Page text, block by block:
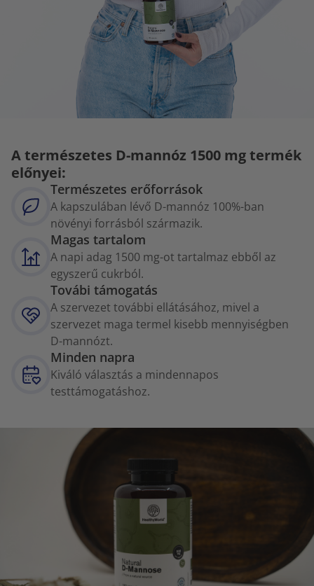
A természetes D-mannóz 1500 mg termék
előnyei:
Természetes erőforrások
A kapszulában lévő D-mannóz 100%-ban
növényi forrásból származik.
Magas tartalom
A napi adag 1500 mg-ot tartalmaz ebből az
egyszerű cukrból.
Továbi támogatás
A szervezet további ellátásához, mivel a
szervezet maga termel kisebb mennyiségben
D-mannózt.
Minden napra
Kiváló választás a mindennapos
testtámogatáshoz.